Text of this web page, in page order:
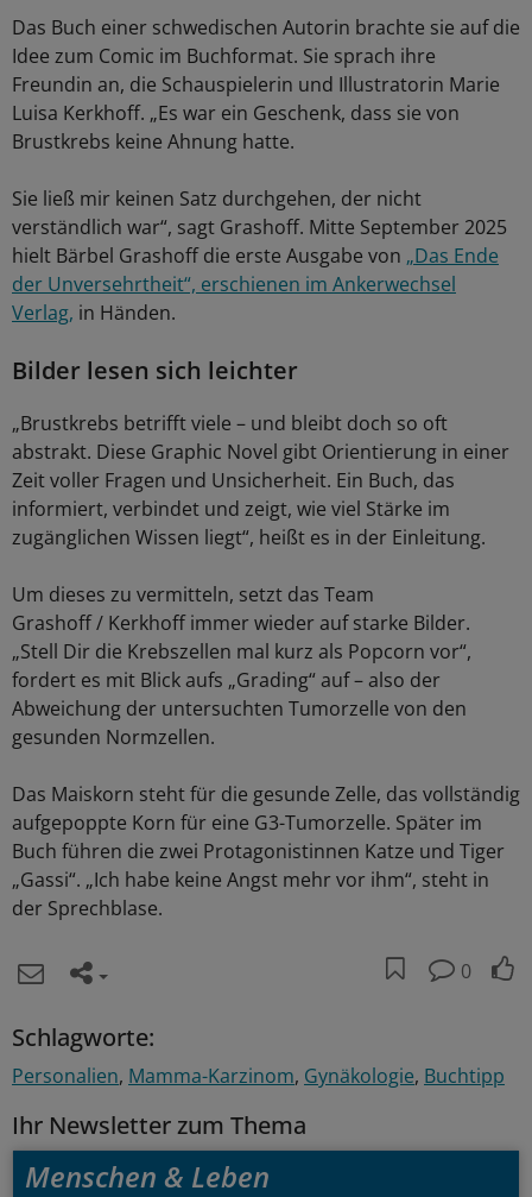
Das Buch einer schwedischen Autorin brachte sie auf die
Idee zum Comic im Buchformat. Sie sprach ihre
Freundin an, die Schauspielerin und Illustratorin Marie
Luisa Kerkhoff. „Es war ein Geschenk, dass sie von
Brustkrebs keine Ahnung hatte.
Sie ließ mir keinen Satz durchgehen, der nicht
verständlich war“, sagt Grashoff. Mitte September 2025
hielt Bärbel Grashoff die erste Ausgabe von „Das Ende
der Unversehrtheit“, erschienen im Ankerwechsel
Verlag, in Händen.
Bilder lesen sich leichter
„Brustkrebs betrifft viele – und bleibt doch so oft
abstrakt. Diese Graphic Novel gibt Orientierung in einer
Zeit voller Fragen und Unsicherheit. Ein Buch, das
informiert, verbindet und zeigt, wie viel Stärke im
zugänglichen Wissen liegt“, heißt es in der Einleitung.
Um dieses zu vermitteln, setzt das Team
Grashoff / Kerkhoff immer wieder auf starke Bilder.
„Stell Dir die Krebszellen mal kurz als Popcorn vor“,
fordert es mit Blick aufs „Grading“ auf – also der
Abweichung der untersuchten Tumorzelle von den
gesunden Normzellen.
Das Maiskorn steht für die gesunde Zelle, das vollständig
aufgepoppte Korn für eine G3-Tumorzelle. Später im
Buch führen die zwei Protagonistinnen Katze und Tiger
„Gassi“. „Ich habe keine Angst mehr vor ihm“, steht in
der Sprechblase.
0
Schlagworte:
Personalien Mamma-Karzinom Gynäkologie Buchtipp
Ihr Newsletter zum Thema
Menschen & Leben